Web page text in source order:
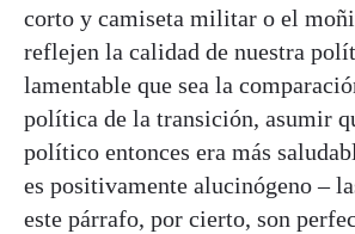
corto y camiseta militar o el
reflejen la calidad de nuestra
lamentable que sea la
política de la transición, asumir
político entonces era más
es positivamente alucinógeno –
este párrafo, por cierto, son